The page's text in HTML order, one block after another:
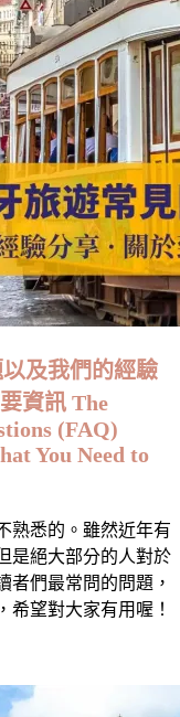
及我們的經驗
資訊 The
(FAQ)
You Need to
熟悉的。雖然近年有
是絕大部分的人對於
者們最常問的問題，
希望對大家有用喔！